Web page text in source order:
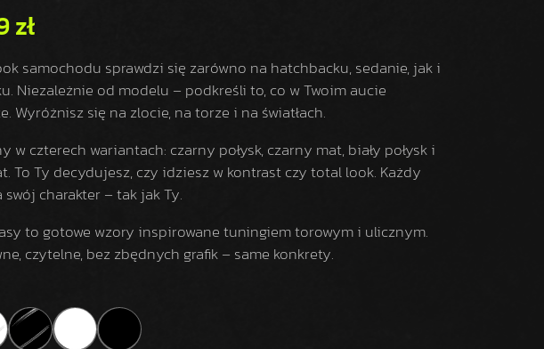
zł
samochodu sprawdzi się zarówno na hatchbacku, sedanie, jak i
Niezależnie od modelu – podkreśli to, co w Twoim aucie
Wyróżnisz się na zlocie, na torze i na światłach.
w czterech wariantach: czarny połysk, czarny mat, biały połysk i
To Ty decydujesz, czy idziesz w kontrast czy total look. Każdy
swój charakter – tak jak Ty.
to gotowe wzory inspirowane tuningiem torowym i ulicznym.
czytelne, bez zbędnych grafik – same konkrety.